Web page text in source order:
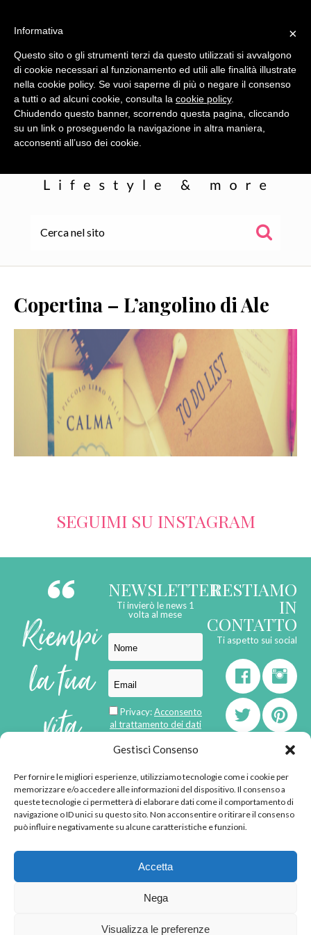
Gestisci Consenso
Per fornire le migliori esperienze, utilizziamo tecnologie come i cookie per
memorizzare e/o accedere alle informazioni del dispositivo. Il consenso a
queste tecnologie ci permetterà di elaborare dati come il comportamento di
navigazione o ID unici su questo sito. Non acconsentire o ritirare il consenso
può influire negativamente su alcune caratteristiche e funzioni.
Accetta
Nega
Visualizza le preferenze
WOR(L)DS
SERVIZI
COLLABORAZIONI
CONTATTI
Copertina – L’angolino di Ale
SEGUIMI SU INSTAGRAM
Riempi
la tua
vita
di
emozioni
P.IVA 02592570036 -
NEWSLETTER
Ti invierò le news 1
volta al mese
Privacy:Acconsento
al trattamento dei dati
RESTIAMO
IN
CONTATTO
Ti aspetto sui social
born inMaMaStudiOs
×
Informativa
Questo sito o gli strumenti terzi da questo utilizzati si avvalgono
di cookie necessari al funzionamento ed utili alle finalità illustrate
nella cookie policy. Se vuoi saperne di più o negare il consenso
a tutti o ad alcuni cookie, consulta la cookie policy.
Chiudendo questo banner, scorrendo questa pagina, cliccando
su un link o proseguendo la navigazione in altra maniera,
acconsenti all’uso dei cookie.